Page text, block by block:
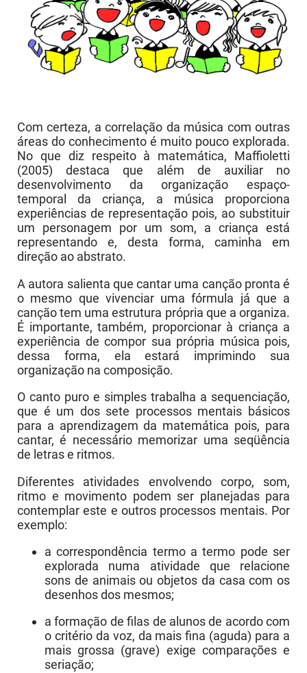
Com certeza, a correlação da música com outras
áreas do conhecimento é muito pouco explorada.
No que diz respeito à matemática, Maffioletti
(2005) destaca que além de auxiliar no
desenvolvimento da organização espaço-
temporal da criança, a música proporciona
experiências de representação pois, ao substituir
um personagem por um som, a criança está
representando e, desta forma, caminha em
direção ao abstrato.
A autora salienta que cantar uma canção pronta é
o mesmo que vivenciar uma fórmula já que a
canção tem uma estrutura própria que a organiza.
É importante, também, proporcionar à criança a
experiência de compor sua própria música pois,
dessa forma, ela estará imprimindo sua
organização na composição.
O canto puro e simples trabalha a sequenciação,
que é um dos sete processos mentais básicos
para a aprendizagem da matemática pois, para
cantar, é necessário memorizar uma seqüência
de letras e ritmos.
Diferentes atividades envolvendo corpo, som,
ritmo e movimento podem ser planejadas para
contemplar este e outros processos mentais. Por
exemplo:
a correspondência termo a termo pode ser
explorada numa atividade que relacione
sons de animais ou objetos da casa com os
desenhos dos mesmos;
a formação de filas de alunos de acordo com
o critério da voz, da mais fina (aguda) para a
mais grossa (grave) exige comparações e
seriação;